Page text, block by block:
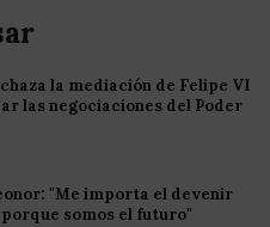
la mediación de Felipe VI
las negociaciones del Poder
"Me importa el devenir
somos el futuro"